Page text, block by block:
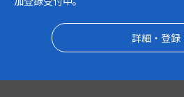
詳細・登録